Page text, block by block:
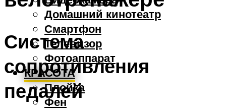
Домашний кинотеатр
Смартфон
Телевизор
Фотоаппарат
КРАСОТА
Плойка
Фен
Система
сопротивления
педалей